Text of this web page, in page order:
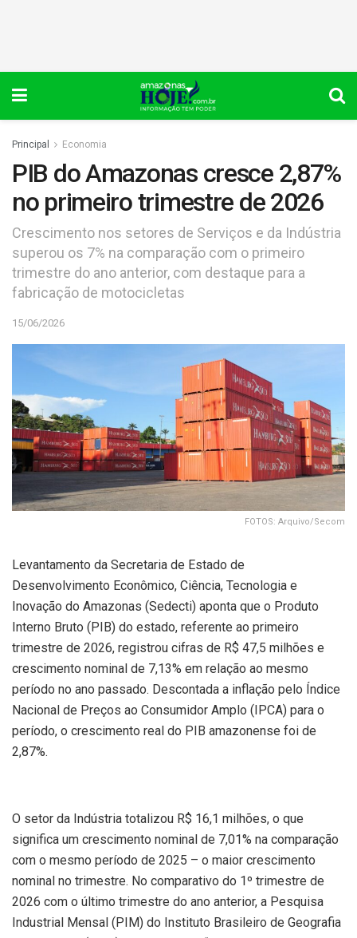
Principal Economia
PIB do Amazonas cresce 2,87%
no primeiro trimestre de 2026
Crescimento nos setores de Serviços e da Indústria
superou os 7% na comparação com o primeiro
trimestre do ano anterior, com destaque para a
fabricação de motocicletas
15/06/2026
FOTOS: Arquivo/Secom
Levantamento da Secretaria de Estado de
Desenvolvimento Econômico, Ciência, Tecnologia e
Inovação do Amazonas (Sedecti) aponta que o Produto
Interno Bruto (PIB) do estado, referente ao primeiro
trimestre de 2026, registrou cifras de R$ 47,5 milhões e
crescimento nominal de 7,13% em relação ao mesmo
período no ano passado. Descontada a inflação pelo Índice
Nacional de Preços ao Consumidor Amplo (IPCA) para o
período, o crescimento real do PIB amazonense foi de
2,87%.
O setor da Indústria totalizou R$ 16,1 milhões, o que
significa um crescimento nominal de 7,01% na comparação
com o mesmo período de 2025 – o maior crescimento
nominal no trimestre. No comparativo do 1º trimestre de
2026 com o último trimestre do ano anterior, a Pesquisa
Industrial Mensal (PIM) do Instituto Brasileiro de Geografia